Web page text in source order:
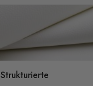
Strukturierte